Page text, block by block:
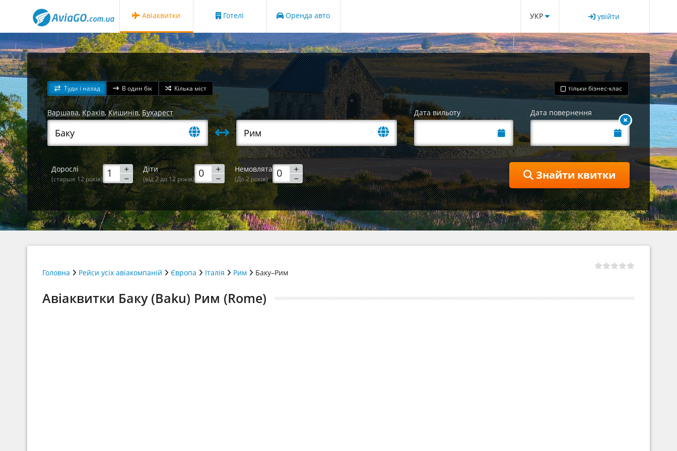
Авіаквитки Готелі Оренда авто УКР увійти
Туди і назад В один бік Кілька міст тільки бізнес-клас
Варшава,Краків,Кишинів,Бухарест Дата вильоту Дата повернення
Дорослі
(старше 12 років)
Діти
(від 2 до 12 років)
Немовлята
(До 2 років) Знайти квитки
Головна Рейси усіх авіакомпаній Європа Італія Рим Баку–Рим
Авіаквитки Баку (Baku) Рим (Rome)